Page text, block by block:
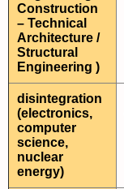
Construction
– Technical
Architecture /
Structural
Engineering )
disintegration
(electronics,
computer
science,
nuclear
energy)